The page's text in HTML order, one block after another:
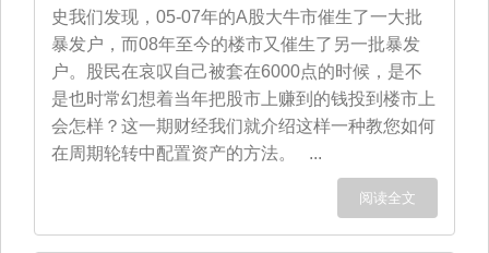
史我们发现，05-07年的A股大牛市催生了一大批
暴发户，而08年至今的楼市又催生了另一批暴发
户。股民在哀叹自己被套在6000点的时候，是不
是也时常幻想着当年把股市上赚到的钱投到楼市上
会怎样？这一期财经我们就介绍这样一种教您如何
在周期轮转中配置资产的方法。 ...
阅读全文